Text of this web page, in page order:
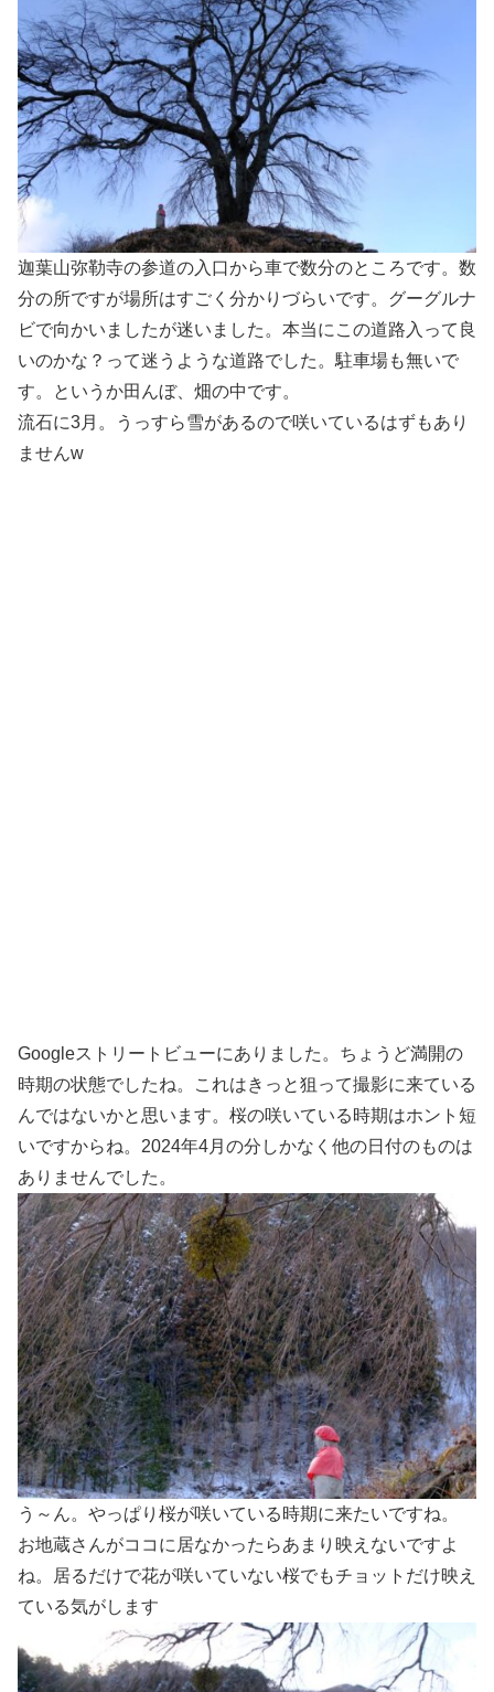
迦葉山弥勒寺の参道の入口から車で数分のところです。数
分の所ですが場所はすごく分かりづらいです。グーグルナ
ビで向かいましたが迷いました。本当にこの道路入って良
いのかな？って迷うような道路でした。駐車場も無いで
す。というか田んぼ、畑の中です。
流石に3月。うっすら雪があるので咲いているはずもあり
ませんw
Googleストリートビューにありました。ちょうど満開の
時期の状態でしたね。これはきっと狙って撮影に来ている
んではないかと思います。桜の咲いている時期はホント短
いですからね。2024年4月の分しかなく他の日付のものは
ありませんでした。
う～ん。やっぱり桜が咲いている時期に来たいですね。
お地蔵さんがココに居なかったらあまり映えないですよ
ね。居るだけで花が咲いていない桜でもチョットだけ映え
ている気がします